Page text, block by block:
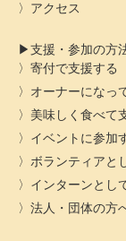
アクセス
支援・参加の方
寄付で支援する
オーナーになっ
美味しく食べて
イベントに参加
ボランティアと
インターンとし
法人・団体の方